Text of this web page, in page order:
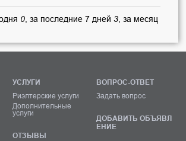
0 , за последние 7 дней 3 , за месяц
УСЛУГИ
Риэлтерские услуги
Дополнительные
услуги
ОТЗЫВЫ
ВОПРОС-ОТВЕТ
Задать вопрос
ДОБАВИТЬ ОБЪЯВЛ
ЕНИЕ